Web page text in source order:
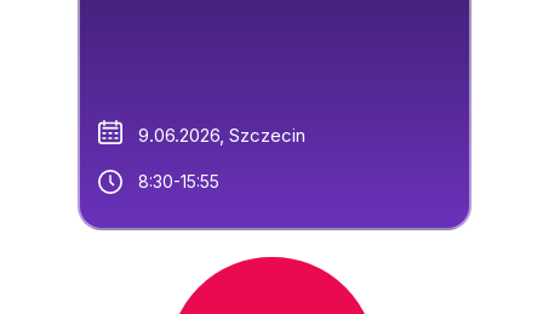
9.06.2026, Szczecin
8:30-15:55